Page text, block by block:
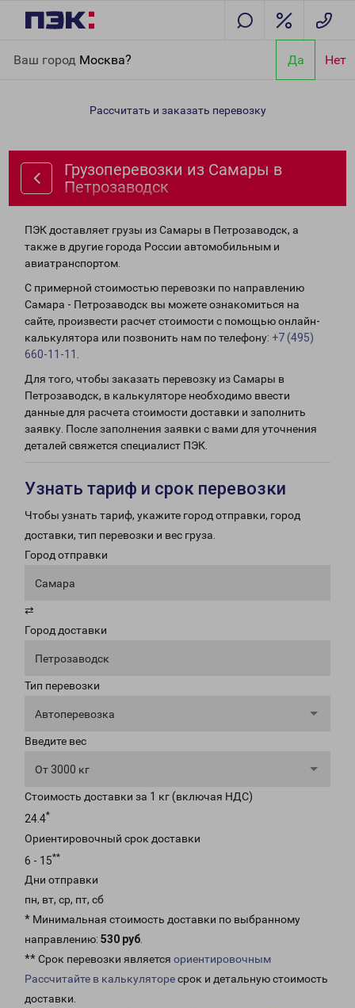
Ваш город Москва? Да Нет
Петрозаводск
Рассчитать и заказать перевозку
Грузоперевозки из Самары в
Петрозаводск
ПЭК доставляет грузы из Самары в Петрозаводск, а
также в другие города России автомобильным и
авиатранспортом.
С примерной стоимостью перевозки по направлению
Самара - Петрозаводск вы можете ознакомиться на
сайте, произвести расчет стоимости с помощью онлайн-
калькулятора или позвонить нам по телефону: +7 (495)
660-11-11
Для того, чтобы заказать перевозку из Самары в
Петрозаводск, в калькуляторе необходимо ввести
данные для расчета стоимости доставки и заполнить
заявку. После заполнения заявки с вами для уточнения
деталей свяжется специалист ПЭК.
Узнать тариф и срок перевозки
Чтобы узнать тариф, укажите город отправки, город
доставки, тип перевозки и вес груза.
Город отправки
Самара
⇄
Город доставки
Петрозаводск
Тип перевозки
Автоперевозка
Введите вес
От 3000 кг
Стоимость доставки за 1 кг (включая НДС)
24.4*
Ориентировочный срок доставки
6 - 15**
Дни отправки
пн, вт, ср, пт, сб
* Минимальная стоимость доставки по выбранному
направлению: 530 руб.
** Срок перевозки является ориентировочным
Рассчитайте в калькуляторесрок и детальную стоимость
доставки.